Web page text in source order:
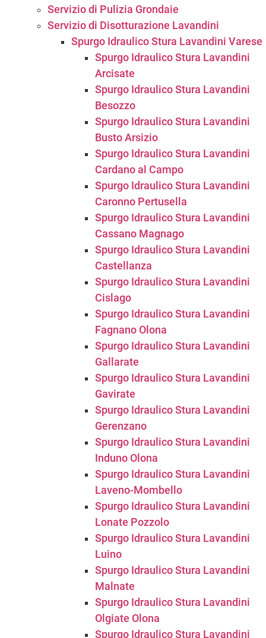
Servizio di Pulizia Grondaie
Servizio di Disotturazione Lavandini
Spurgo Idraulico Stura Lavandini Varese
Spurgo Idraulico Stura Lavandini
Arcisate
Spurgo Idraulico Stura Lavandini
Besozzo
Spurgo Idraulico Stura Lavandini
Busto Arsizio
Spurgo Idraulico Stura Lavandini
Cardano al Campo
Spurgo Idraulico Stura Lavandini
Caronno Pertusella
Spurgo Idraulico Stura Lavandini
Cassano Magnago
Spurgo Idraulico Stura Lavandini
Castellanza
Spurgo Idraulico Stura Lavandini
Cislago
Spurgo Idraulico Stura Lavandini
Fagnano Olona
Spurgo Idraulico Stura Lavandini
Gallarate
Spurgo Idraulico Stura Lavandini
Gavirate
Spurgo Idraulico Stura Lavandini
Gerenzano
Spurgo Idraulico Stura Lavandini
Induno Olona
Spurgo Idraulico Stura Lavandini
Laveno-Mombello
Spurgo Idraulico Stura Lavandini
Lonate Pozzolo
Spurgo Idraulico Stura Lavandini
Luino
Spurgo Idraulico Stura Lavandini
Malnate
Spurgo Idraulico Stura Lavandini
Olgiate Olona
Spurgo Idraulico Stura Lavandini